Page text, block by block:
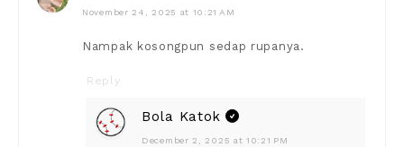
November 24, 2025 at 10:21 AM
Nampak kosongpun sedap rupanya.
Reply
Bola Katok
December 2, 2025 at 10:21 PM